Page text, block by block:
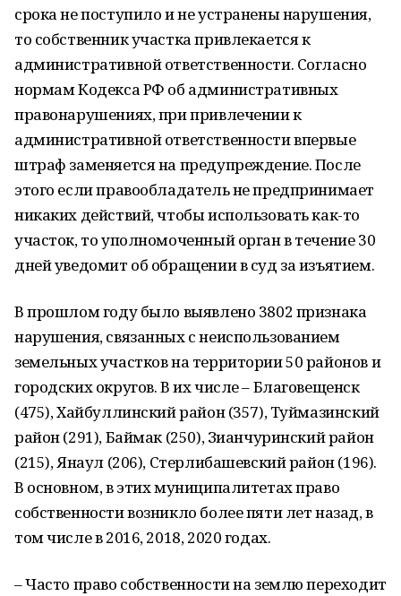
срока не поступило и не устранены нарушения,
то собственник участка привлекается к
административной ответственности. Согласно
нормам Кодекса РФ об административных
правонарушениях, при привлечении к
административной ответственности впервые
штраф заменяется на предупреждение. После
этого если правообладатель не предпринимает
никаких действий, чтобы использовать как-то
участок, то уполномоченный орган в течение 30
дней уведомит об обращении в суд за изъятием.
В прошлом году было выявлено 3802 признака
нарушения, связанных с неиспользованием
земельных участков на территории 50 районов и
городских округов. В их числе – Благовещенск
(475), Хайбуллинский район (357), Туймазинский
район (291), Баймак (250), Зианчуринский район
(215), Янаул (206), Стерлибашевский район (196).
В основном, в этих муниципалитетах право
собственности возникло более пяти лет назад, в
том числе в 2016, 2018, 2020 годах.
– Часто право собственности на землю переходит